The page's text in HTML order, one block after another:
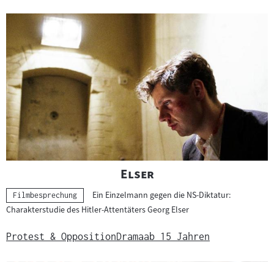
"
Elser"
Kategorie:
Filmbesprechung
Ein Einzelmann gegen die NS-Diktatur:
Charakterstudie des Hitler-Attentäters Georg Elser
Protest & OppositionDramaab 15 Jahren